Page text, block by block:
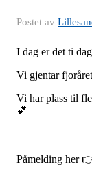
Postet av
I dag er det ti
Vi gjentar
Vi har plass til
💕
Påmelding her